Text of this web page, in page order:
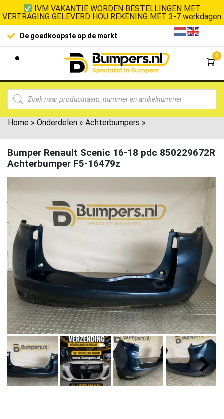
IVM VAKANTIE WORDEN BESTELLINGEN MET
VERTRAGING GELEVERD HOU REKENING MET 3-7 werkdagen
De goedkoopste op de markt
0
Home » Onderdelen » Achterbumpers »
Bumper Renault Scenic 16-18 pdc 850229672R
Achterbumper F5-16479z